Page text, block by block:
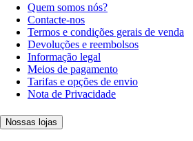
Quem somos nós?
Contacte-nos
Termos e condições gerais de venda
Devoluções e reembolsos
Informação legal
Meios de pagamento
Tarifas e opções de envio
Nota de Privacidade
Nossas lojas